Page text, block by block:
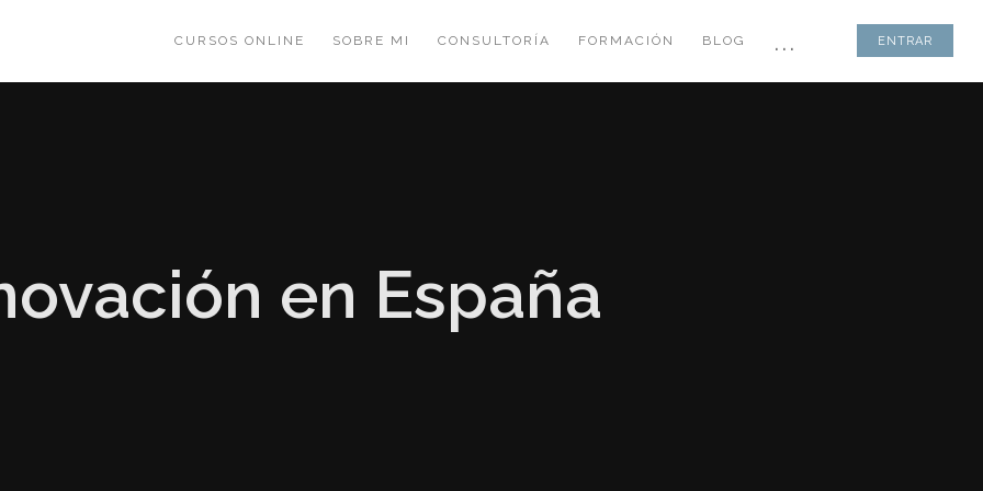
CURSOS ONLINE SOBRE MI CONSULTORÍA FORMACIÓN BLOG ... ENTRAR
en España